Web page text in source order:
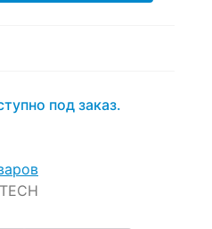
под заказ.